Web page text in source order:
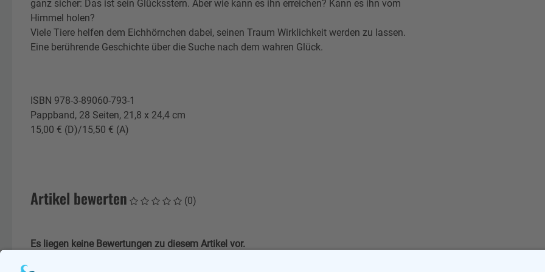
ganz sicher: Das ist sein Glücksstern. Aber wie kann es ihn erreichen? Kann es ihn vom
Himmel holen?
Viele Tiere helfen dem Eichhörnchen dabei, seinen Traum Wirklichkeit werden zu lassen.
Eine berührende Geschichte über die Suche nach dem wahren Glück.
ISBN 978-3-89060-793-1
Pappband, 28 Seiten, 21,8 x 24,4 cm
15,00 € (D)/15,50 € (A)
Artikel bewerten (0)
Es liegen keine Bewertungen zu diesem Artikel vor.